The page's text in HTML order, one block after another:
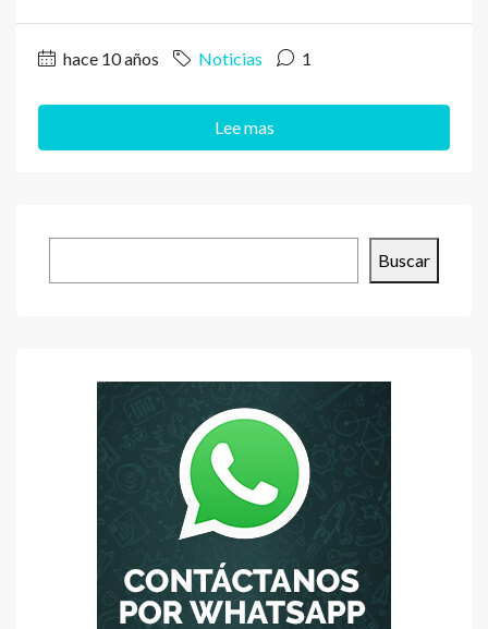
hace 10 años Noticias 1
Lee mas
Buscar